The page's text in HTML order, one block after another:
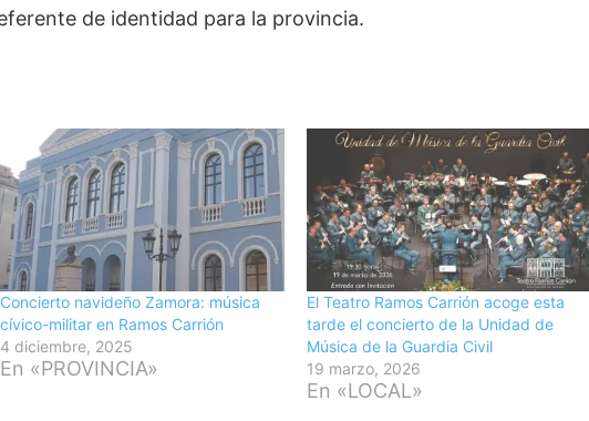
de identidad para la provincia.
Concierto navideño Zamora: música
cívico-militar en Ramos Carrión
4 diciembre, 2025
En «PROVINCIA»
El Teatro Ramos Carrión acoge esta
tarde el concierto de la Unidad de
Música de la Guardia Civil
19 marzo, 2026
En «LOCAL»